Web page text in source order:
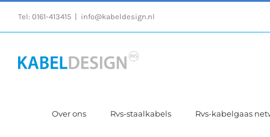
Tel: 0161-413415 info@kabeldesign.nl
Over ons Rvs-staalkabels Rvs-kabelgaas